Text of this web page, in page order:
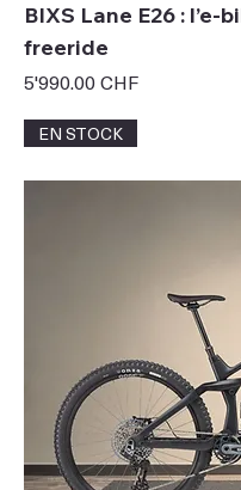
BIXS Lane E26 :
freeride
Prix
5'990.00 CHF
EN STOCK